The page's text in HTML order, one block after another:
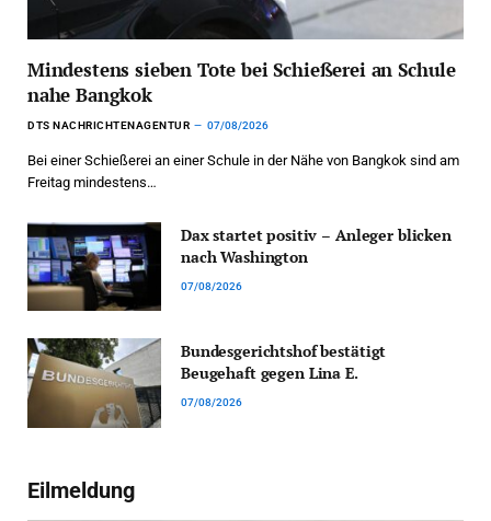
Mindestens sieben Tote bei Schießerei an Schule
nahe Bangkok
DTS NACHRICHTENAGENTUR 07/08/2026
Bei einer Schießerei an einer Schule in der Nähe von Bangkok sind am
Freitag mindestens…
Dax startet positiv – Anleger blicken
nach Washington
07/08/2026
Bundesgerichtshof bestätigt
Beugehaft gegen Lina E.
07/08/2026
Eilmeldung